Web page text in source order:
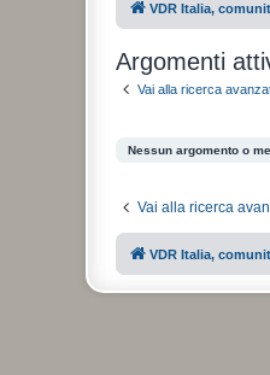
VDR Italia,
Argomenti
Vai alla ricerca
Nessun argomento o
Vai alla ricerca
VDR Italia,